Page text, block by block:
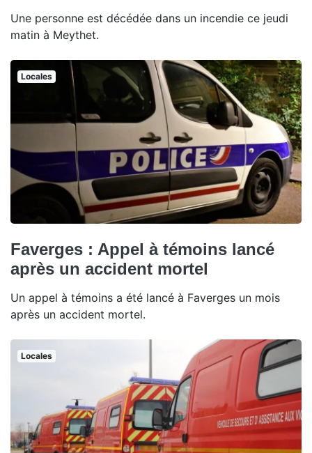
Une personne est décédée dans un incendie ce jeudi
matin à Meythet.
Locales
Faverges : Appel à témoins lancé
après un accident mortel
Un appel à témoins a été lancé à Faverges un mois
après un accident mortel.
Locales